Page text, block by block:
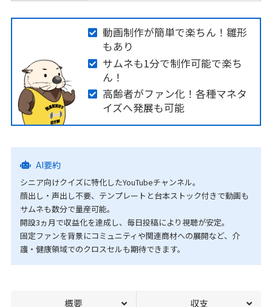
動画制作が簡単で楽ちん！雛形
もあり
サムネも1分で制作可能で楽ち
ん！
高齢者がファン化！各種マネタ
イズへ発展も可能
AI要約
シニア向けクイズに特化したYouTubeチャンネル。
顔出し・声出し不要、テンプレートと台本ストック付きで動画も
サムネも数分で量産可能。
開設3ヵ月で収益化を達成し、毎日投稿により視聴が安定。
固定ファンを背景にコミュニティや関連商材への展開など、介
護・健康領域でのクロスセルも期待できます。
概要 収支